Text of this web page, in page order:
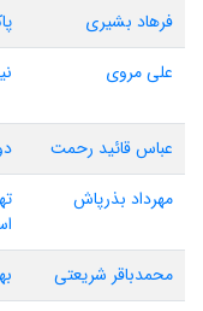
فرهاد بشیری
علی مروی
عباس قائید رحمت
مهرداد بذرپاش
محمدباقر شریعتی